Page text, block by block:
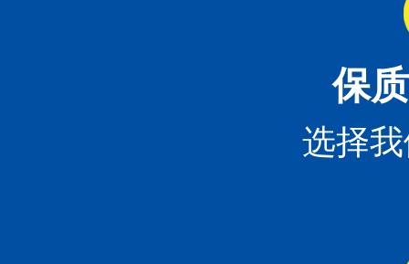
保
选择